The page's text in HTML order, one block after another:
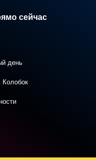
сейчас
день
Колобок